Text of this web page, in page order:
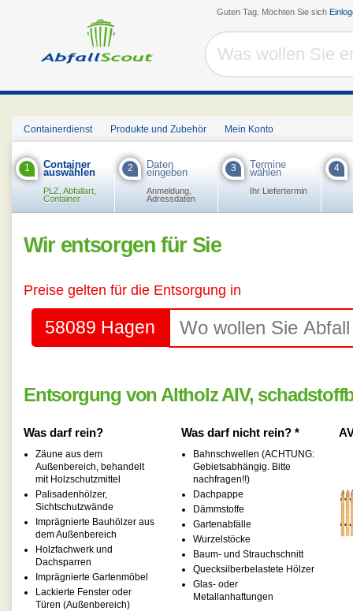
Guten Tag. Möchten Sie sich
Containerdienst Produkte und Zubehör Mein Konto
1 Container
auswählen
PLZ, Abfallart,
Container
2 Daten
eingeben
Anmeldung,
Adressdaten
3 Termine
wählen
Ihr Liefertermin
4
Wir entsorgen für Sie
Preise gelten für die Entsorgung in
58089 Hagen
Entsorgung von Altholz AIV,
Was darf rein?
Zäune aus dem
Außenbereich, behandelt
mit Holzschutzmittel
Palisadenhölzer,
Sichtschutzwände
Imprägnierte Bauhölzer aus
dem Außenbereich
Holzfachwerk und
Dachsparren
Imprägnierte Gartenmöbel
Lackierte Fenster oder
Türen (Außenbereich)
Was darf nicht rein? *
Bahnschwellen (ACHTUNG:
Gebietsabhängig. Bitte
nachfragen!!)
Dachpappe
Dämmstoffe
Gartenabfälle
Wurzelstöcke
Baum- und Strauchschnitt
Quecksilberbelastete Hölzer
Glas- oder
Metallanhaftungen